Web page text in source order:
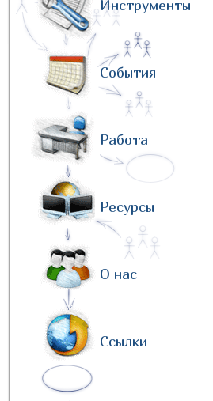
Инструменты
События
Работа
Ресурсы
О нас
Ссылки